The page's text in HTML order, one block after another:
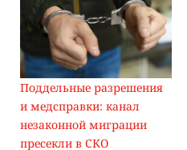
Поддельные разрешения
и медсправки: канал
незаконной миграции
пресекли в СКО